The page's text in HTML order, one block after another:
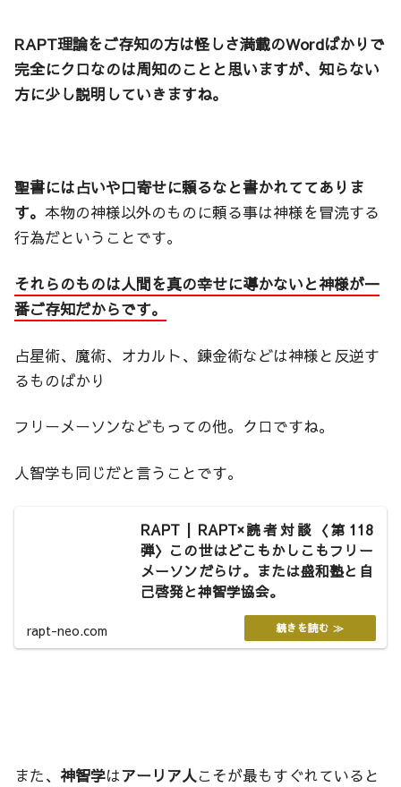
RAPT理論をご存知の方は怪しさ満載のWordばかりで
完全にクロなのは周知のことと思いますが、知らない
方に少し説明していきますね。
聖書には占いや口寄せに頼るなと書かれててありま
す。 本物の神様以外のものに頼る事は神様を冒涜する
行為だということです。
それらのものは人間を真の幸せに導かないと神様が一
番ご存知だからです。
占星術、魔術、オカルト、錬金術などは神様と反逆す
るものばかり
フリーメーソンなどもっての他。クロですね。
人智学も同じだと言うことです。
RAPT | RAPT×読者対談〈第118
弾〉この世はどこもかしこもフリー
メーソンだらけ。または盛和塾と自
己啓発と神智学協会。
rapt-neo.com
また、 神智学はアーリア人こそが最もすぐれていると